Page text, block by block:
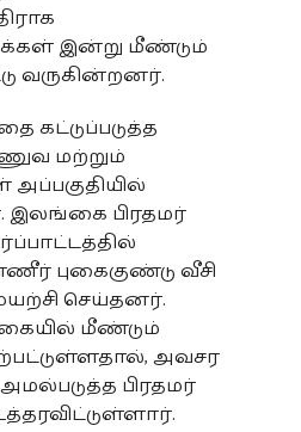
இன்று மீண்டும்
வருகின்றனர்.
கட்டுப்படுத்த
மற்றும்
இலங்கை பிரதமர்
புகைகுண்டு வீசி
செய்தனர்.
மீண்டும்
அவசர
பிரதமர்